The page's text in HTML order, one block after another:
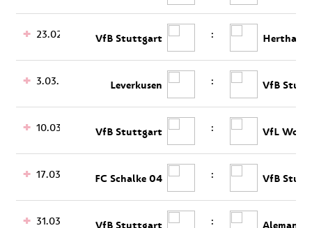
23.02. VfB Stuttgart : Hertha
3.03. Leverkusen : VfB
10.03. VfB Stuttgart : VfL
17.03. FC Schalke 04 : VfB
31.03. :